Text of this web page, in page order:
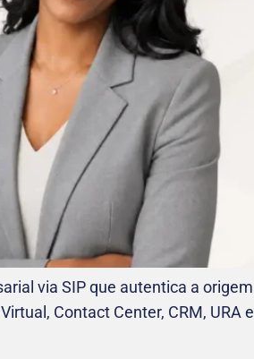
via SIP que autentica a origem
Contact Center, CRM, URA e